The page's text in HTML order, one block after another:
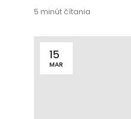
5 minút čítania
15
MAR